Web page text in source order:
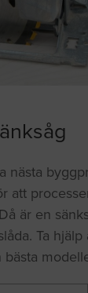
nästa
att
är en
Ta